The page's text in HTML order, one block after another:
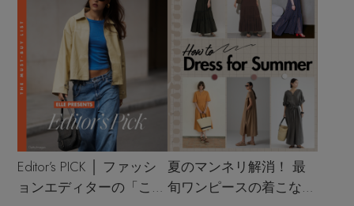
Editor’s PICK │ ファッシ
ョンエディターの「これ
夏のマンネリ解消！ 最
旬ワンピースの着こなし